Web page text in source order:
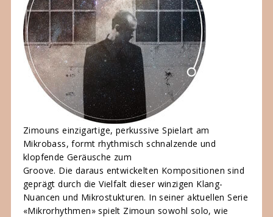
Zimouns einzigartige, perkussive Spielart am
Mikrobass, formt rhythmisch schnalzende und
klopfende Geräusche zum
Groove. Die daraus entwickelten Kompositionen sind
geprägt durch die Vielfalt dieser winzigen Klang-
Nuancen und Mikrostukturen. In seiner aktuellen Serie
«Mikrorhythmen» spielt Zimoun sowohl solo, wie